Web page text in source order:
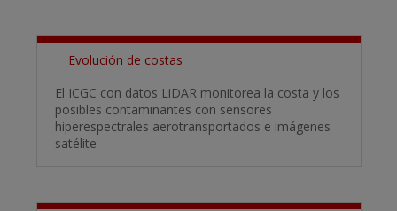
Evolución de costas
El ICGC con datos LiDAR monitorea la costa y los
posibles contaminantes con sensores
hiperespectrales aerotransportados e imágenes
satélite